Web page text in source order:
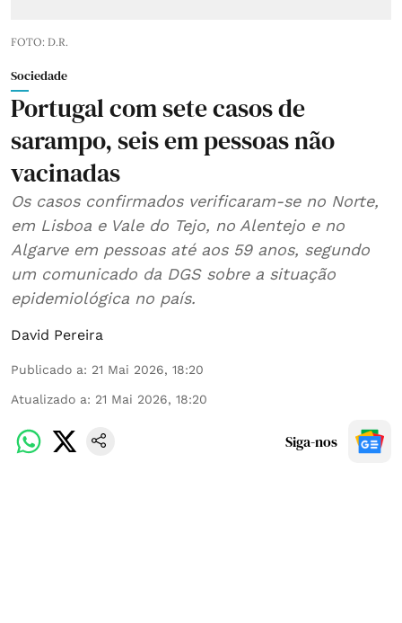
FOTO: D.R.
Sociedade
Portugal com sete casos de
sarampo, seis em pessoas não
vacinadas
Os casos confirmados verificaram-se no Norte,
em Lisboa e Vale do Tejo, no Alentejo e no
Algarve em pessoas até aos 59 anos, segundo
um comunicado da DGS sobre a situação
epidemiológica no país.
David Pereira
Publicado a: 21 Mai 2026, 18:20
Atualizado a: 21 Mai 2026, 18:20
Siga-nos